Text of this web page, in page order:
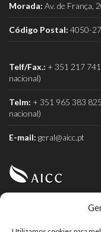
Morada: Av. de França,
Código Postal: 4050-
Telf/Fax.: + 351 217
nacional)
Telm: + 351 965 383
nacional)
E-mail: geral@aicc.pt
AICC (Associação
associação dos